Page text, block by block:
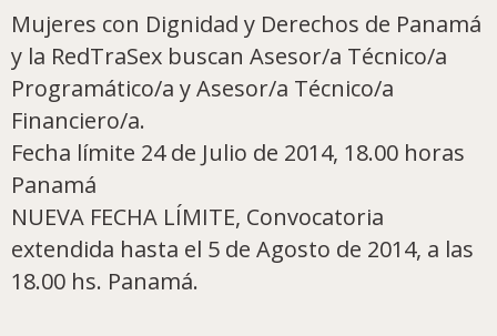
Mujeres con Dignidad y Derechos de Panamá
y la RedTraSex buscan Asesor/a Técnico/a
Programático/a y Asesor/a Técnico/a
Financiero/a.
Fecha límite 24 de Julio de 2014, 18.00 horas
Panamá
NUEVA FECHA LÍMITE, Convocatoria
extendida hasta el 5 de Agosto de 2014, a las
18.00 hs. Panamá.